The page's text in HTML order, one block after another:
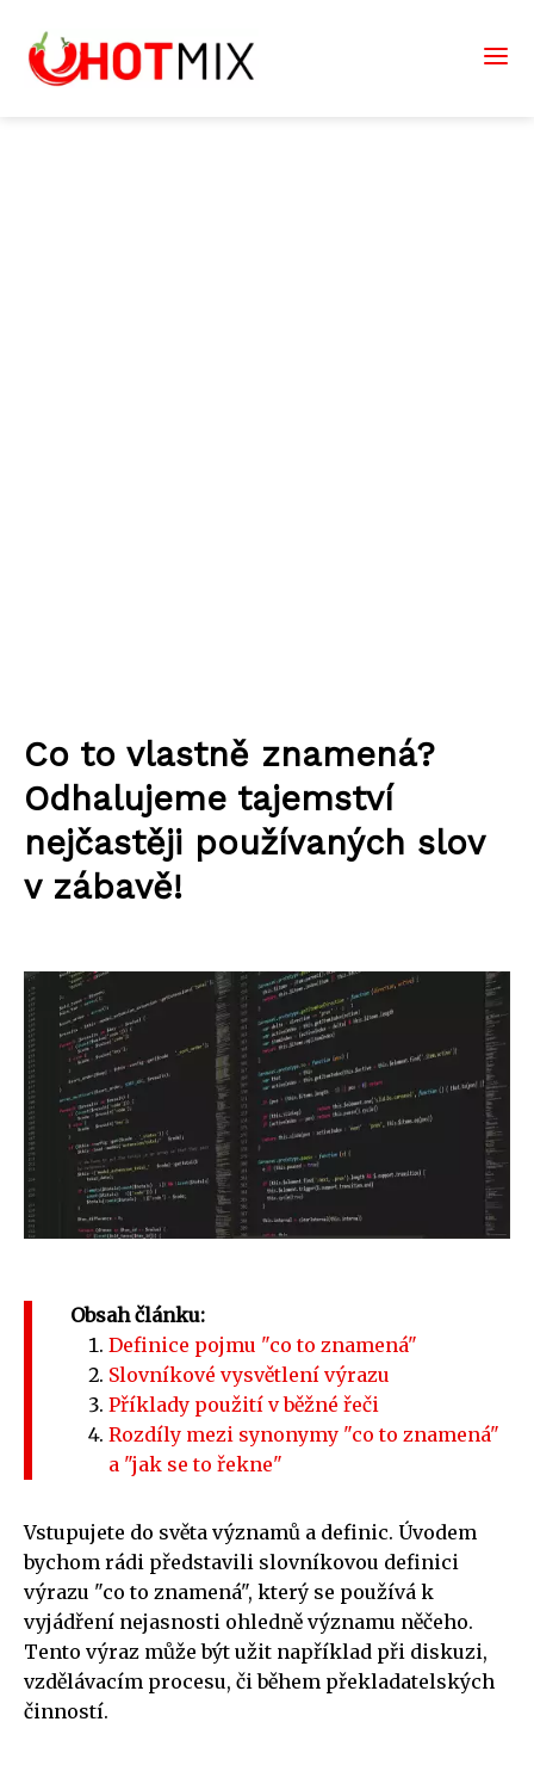
Co to vlastně znamená?
Odhalujeme tajemství
nejčastěji používaných slov
v zábavě!
Obsah článku:
Definice pojmu "co to znamená"
Slovníkové vysvětlení výrazu
Příklady použití v běžné řeči
Rozdíly mezi synonymy "co to znamená"
a "jak se to řekne"
Vstupujete do světa významů a definic. Úvodem
bychom rádi představili slovníkovou definici
výrazu "co to znamená", který se používá k
vyjádření nejasnosti ohledně významu něčeho.
Tento výraz může být užit například při diskuzi,
vzdělávacím procesu, či během překladatelských
činností.